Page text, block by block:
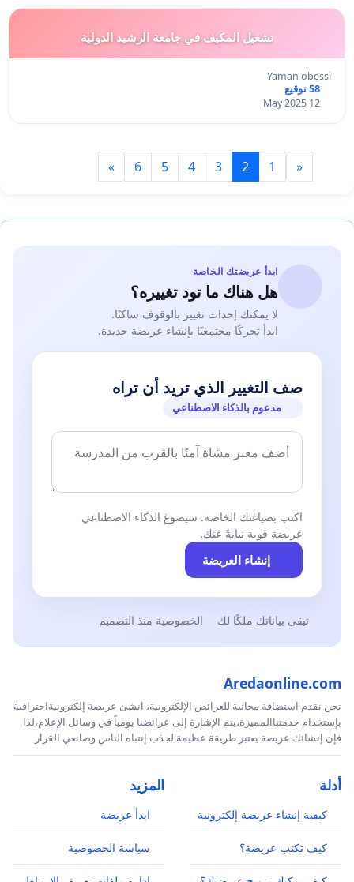
تشغيل المكيف في جامعة الرشيد الدولية
Yaman obessi
58 توقيع
12 May 2025
«
1
2
3
4
5
6
»
ابدأ عريضتك الخاصة
هل هناك ما تود تغييره؟
لا يمكنك إحداث تغيير بالوقوف ساكنًا.
ابدأ تحركًا مجتمعيًا بإنشاء عريضة جديدة.
صف التغيير الذي تريد أن تراه
مدعوم بالذكاء الاصطناعي
اكتب بصياغتك الخاصة. سيصوغ الذكاء الاصطناعي
عريضة قوية نيابةً عنك.
إنشاء العريضة
تبقى بياناتك ملكًا لك الخصوصية منذ التصميم
Aredaonline.com
نحن نقدم استضافة مجانية للعرائض الإلكترونية، انشئ عريضة إلكترونيةاحترافية
بإستخدام خدمتناالمميزة،يتم الإشارة إلى عرائضنا يومياً في وسائل الإعلام،لذا
فإن إنشائك عريضة يعتبر طريقة عظيمة لجذب إنتباه الناس وصانعي القرار
أدلة
كيفية إنشاء عريضة إلكترونية
كيف تكتب عريضة؟
المزيد
ابدأ عريضة
سياسة الخصوصية